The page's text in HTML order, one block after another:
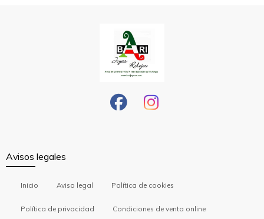
Avisos legales
Inicio Aviso legal Política de cookies
Política de privacidad Condiciones de venta online